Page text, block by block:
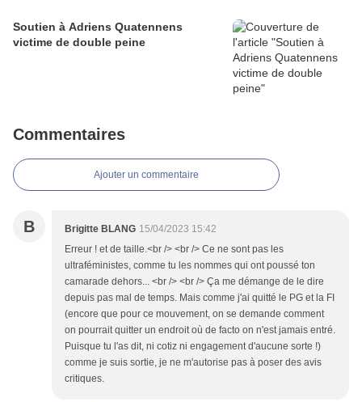
Soutien à Adriens Quatennens
victime de double peine
Commentaires
Ajouter un commentaire
B Brigitte BLANG 15/04/2023 15:42
Erreur ! et de taille.<br /> <br /> Ce ne sont pas les
ultraféministes, comme tu les nommes qui ont poussé ton
camarade dehors... <br /> <br /> Ça me démange de le dire
depuis pas mal de temps. Mais comme j'ai quitté le PG et la FI
(encore que pour ce mouvement, on se demande comment
on pourrait quitter un endroit où de facto on n'est jamais entré.
Puisque tu l'as dit, ni cotiz ni engagement d'aucune sorte !)
comme je suis sortie, je ne m'autorise pas à poser des avis
critiques.